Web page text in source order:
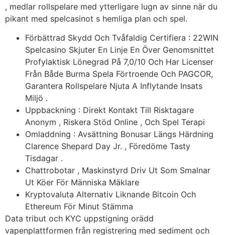
, medlar rollspelare med ytterligare lugn av sinne när du
pikant med spelcasinot s hemliga plan och spel.
Förbättrad Skydd Och Tvåfaldig Certifiera : 22WIN
Spelcasino Skjuter En Linje En Över Genomsnittet
Profylaktisk Lönegrad På 7,0/10 Och Har Licenser
Från Både Burma Spela Förtroende Och PAGCOR,
Garantera Rollspelare Njuta A Inflytande Insats
Miljö .
Uppbackning : Direkt Kontakt Till Risktagare
Anonym , Riskera Stöd Online , Och Spel Terapi
Omladdning : Avsättning Bonusar Längs Härdning
Clarence Shepard Day Jr. , Föredöme Tasty
Tisdagar .
Chattrobotar , Maskinstyrd Driv Ut Som Smalnar
Ut Köer För Människa Mäklare
Kryptovaluta Alternativ Liknande Bitcoin Och
Ethereum För Minut Stämma
Data tribut och KYC uppstigning orädd
vapenplattformen från registrering med sediment och